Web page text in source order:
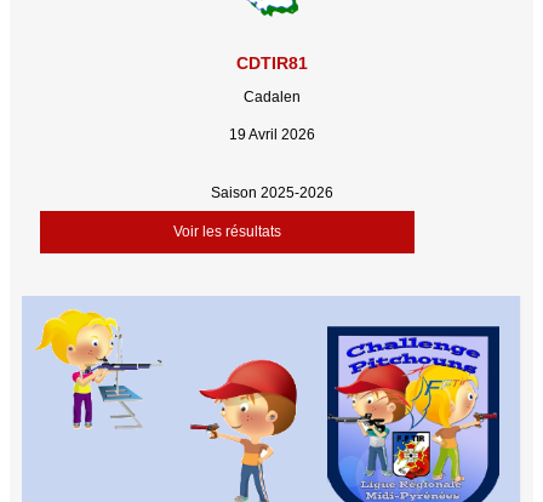
CDTIR81
Cadalen
19 Avril 2026
Saison 2025-2026
Voir les résultats